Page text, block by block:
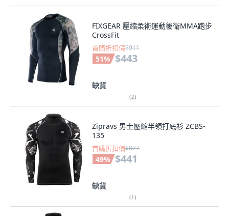
FIXGEAR 壓縮柔術運動後衛MMA跑步
CrossFit
首購折扣價$911
51% $443
缺貨
(2)
Zipravs 男士壓縮半領打底衫 ZCBS-
135
首購折扣價$877
49% $441
缺貨
(1)